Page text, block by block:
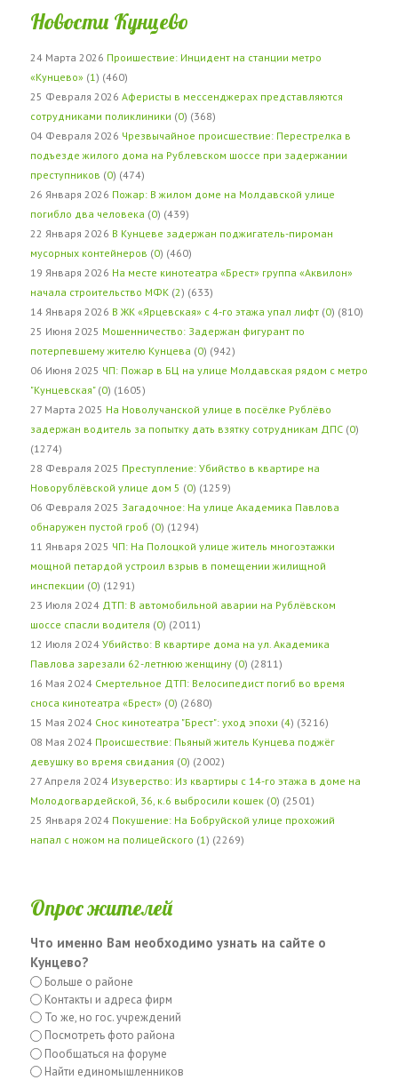
Новости Кунцево
24 Марта 2026 Проишествие: Инцидент на станции метро
«Кунцево» (1 ) (460)
25 Февраля 2026 Аферисты в мессенджерах представляются
сотрудниками поликлиники (0) (368)
04 Февраля 2026 Чрезвычайное происшествие: Перестрелка в
подъезде жилого дома на Рублевском шоссе при задержании
преступников (0) (474)
26 Января 2026 Пожар: В жилом доме на Молдавской улице
погибло два человека (0) (439)
22 Января 2026 В Кунцеве задержан поджигатель-пироман
мусорных контейнеров (0) (460)
19 Января 2026 На месте кинотеатра «Брест» группа «Аквилон»
начала строительство МФК (2) (633)
14 Января 2026 В ЖК «Ярцевская» с 4-го этажа упал лифт (0) (810)
25 Июня 2025 Мошенничество: Задержан фигурант по
потерпевшему жителю Кунцева (0) (942)
06 Июня 2025 ЧП: Пожар в БЦ на улице Молдавская рядом с метро
"Кунцевская" (0) (1605)
27 Марта 2025 На Новолучанской улице в посёлке Рублёво
задержан водитель за попытку дать взятку сотрудникам ДПС (0)
(1274)
28 Февраля 2025 Преступление: Убийство в квартире на
Новорублёвской улице дом 5 (0) (1259)
06 Февраля 2025 Загадочное: На улице Академика Павлова
обнаружен пустой гроб (0) (1294)
11 Января 2025 ЧП: На Полоцкой улице житель многоэтажки
мощной петардой устроил взрыв в помещении жилищной
инспекции (0) (1291)
23 Июля 2024 ДТП: В автомобильной аварии на Рублёвском
шоссе спасли водителя (0) (2011)
12 Июля 2024 Убийство: В квартире дома на ул. Академика
Павлова зарезали 62-летнюю женщину (0) (2811)
16 Мая 2024 Смертельное ДТП: Велосипедист погиб во время
сноса кинотеатра «Брест» (0) (2680)
15 Мая 2024 Снос кинотеатра "Брест": уход эпохи (4) (3216)
08 Мая 2024 Происшествие: Пьяный житель Кунцева поджёг
девушку во время свидания (0) (2002)
27 Апреля 2024 Изуверство: Из квартиры с 14-го этажа в доме на
Молодогвардейской, 36, к.6 выбросили кошек (0) (2501)
25 Января 2024 Покушение: На Бобруйской улице прохожий
напал с ножом на полицейского (1 ) (2269)
Опрос жителей
Что именно Вам необходимо узнать на сайте о
Кунцево?
Больше о районе
Контакты и адреса фирм
То же, но гос. учреждений
Посмотреть фото района
Пообщаться на форуме
Найти единомышленников